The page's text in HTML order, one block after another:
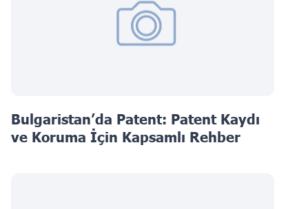
Bulgaristan’da Patent: Patent Kaydı
ve Koruma İçin Kapsamlı Rehber